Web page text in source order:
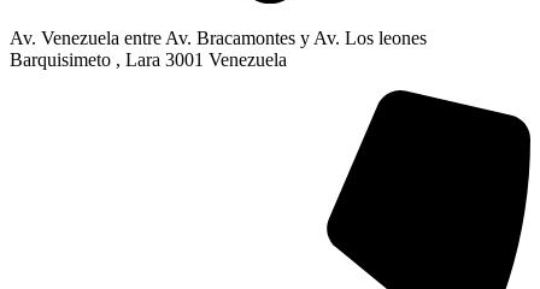
Av. Venezuela entre Av. Bracamontes y Av. Los leones
Barquisimeto , Lara 3001 Venezuela